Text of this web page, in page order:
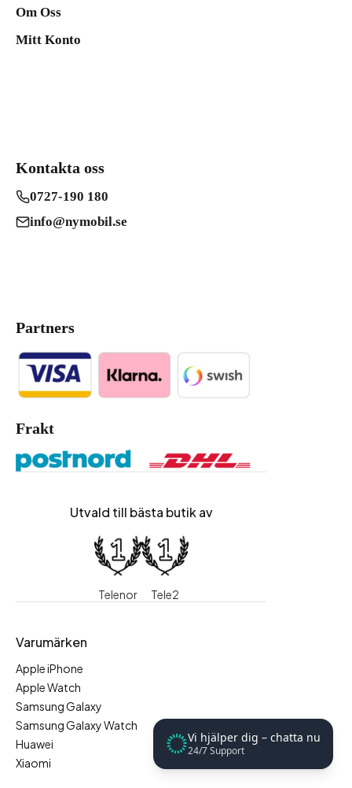
Om Oss
Mitt Konto
Vi hjälper dig – chatta nu
24/7 Support
Kontakta oss
0727-190 180
info@nymobil.se
Partners
Frakt
Utvald till bästa butik av
Telenor Tele2
Varumärken
Apple iPhone
Apple Watch
Samsung Galaxy
Samsung Galaxy Watch
Huawei
Xiaomi